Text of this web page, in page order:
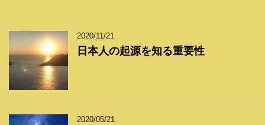
2020/11/21
日本人の起源を知る重要性
2020/05/21